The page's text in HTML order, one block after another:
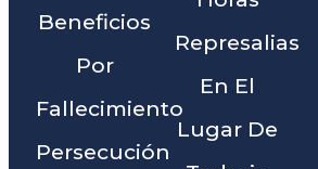
Beneficios
Por
Fallecimiento
Persecución
Represalias
En El
Lugar De